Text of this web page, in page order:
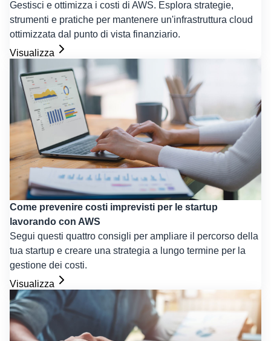
Gestisci e ottimizza i costi di AWS. Esplora strategie,
strumenti e pratiche per mantenere un'infrastruttura cloud
ottimizzata dal punto di vista finanziario.
Visualizza
Come prevenire costi imprevisti per le startup
lavorando con AWS
Segui questi quattro consigli per ampliare il percorso della
tua startup e creare una strategia a lungo termine per la
gestione dei costi.
Visualizza